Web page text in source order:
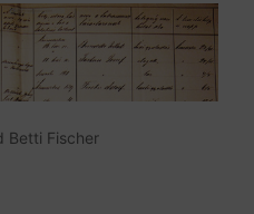
Betti Fischer